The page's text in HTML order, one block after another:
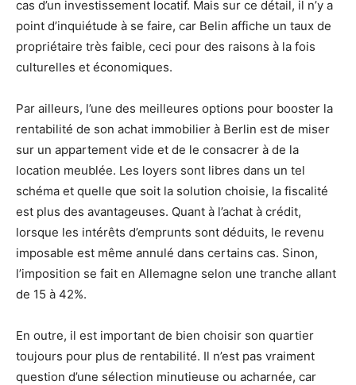
cas d’un investissement locatif. Mais sur ce détail, il n’y a
point d’inquiétude à se faire, car Belin affiche un taux de
propriétaire très faible, ceci pour des raisons à la fois
culturelles et économiques.
Par ailleurs, l’une des meilleures options pour booster la
rentabilité de son achat immobilier à Berlin est de miser
sur un appartement vide et de le consacrer à de la
location meublée. Les loyers sont libres dans un tel
schéma et quelle que soit la solution choisie, la fiscalité
est plus des avantageuses. Quant à l’achat à crédit,
lorsque les intérêts d’emprunts sont déduits, le revenu
imposable est même annulé dans certains cas. Sinon,
l’imposition se fait en Allemagne selon une tranche allant
de 15 à 42%.
En outre, il est important de bien choisir son quartier
toujours pour plus de rentabilité. Il n’est pas vraiment
question d’une sélection minutieuse ou acharnée, car